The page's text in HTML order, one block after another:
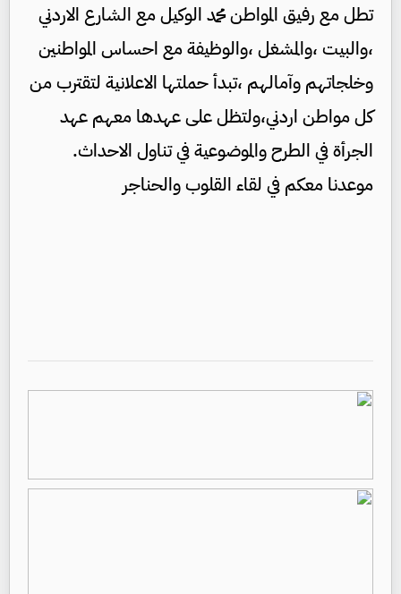
تطل مع رفيق المواطن محمد الوكيل مع الشارع الاردني
،والبيت ،والمشغل ،والوظيفة مع احساس المواطنين
وخلجاتهم وآمالهم ،تبدأ حملتها الاعلانية لتقترب من
كل مواطن اردني،ولتظل على عهدها معهم عهد
الجرأة في الطرح والموضوعية في تناول الاحداث.
موعدنا معكم في لقاء القلوب والحناجر